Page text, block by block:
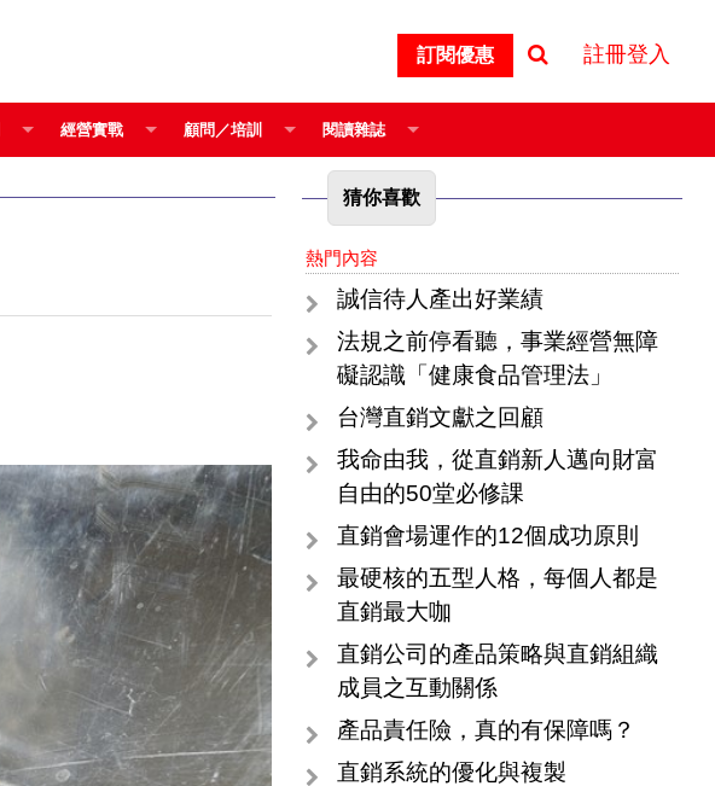
訂閱優惠 註冊登入
經營實戰 顧問／培訓 閱讀雜誌
猜你喜歡
熱門內容
誠信待人產出好業績
法規之前停看聽，事業經營無障
礙認識「健康食品管理法」
台灣直銷文獻之回顧
我命由我，從直銷新人邁向財富
自由的50堂必修課
直銷會場運作的12個成功原則
最硬核的五型人格，每個人都是
直銷最大咖
直銷公司的產品策略與直銷組織
成員之互動關係
產品責任險，真的有保障嗎？
直銷系統的優化與複製